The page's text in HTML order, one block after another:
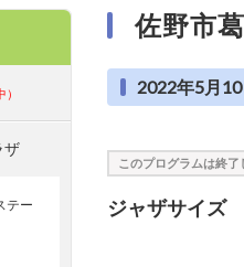
佐野市
2022年5月
このプログラムは終了
ジャザサイズ
）
ザ
テー